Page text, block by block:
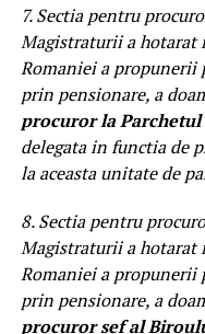
7. Sectia pentru
Magistraturii a hotarat
Romaniei a
prin pensionare, a
procuror la
delegata in functia de
la aceasta unitate de
8. Sectia pentru
Magistraturii a hotarat
Romaniei a
prin pensionare, a
procuror sef al